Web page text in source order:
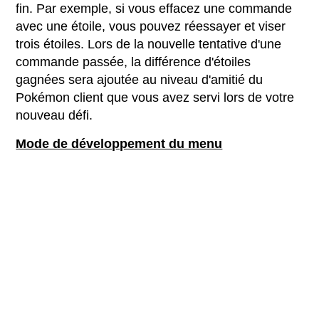
fin. Par exemple, si vous effacez une commande
avec une étoile, vous pouvez réessayer et viser
trois étoiles. Lors de la nouvelle tentative d'une
commande passée, la différence d'étoiles
gagnées sera ajoutée au niveau d'amitié du
Pokémon client que vous avez servi lors de votre
nouveau défi.
Mode de développement du menu